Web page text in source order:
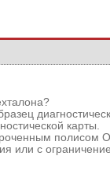
карты.
полисом
или с